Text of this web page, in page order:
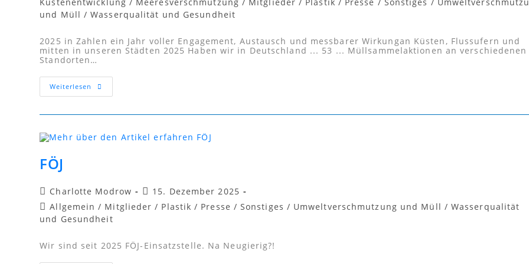
und Müll / Wasserqualität und Gesundheit
2025 in Zahlen ein Jahr voller Engagement, Austausch und messbarer Wirkungan Küsten, Flussufern und
mitten in unseren Städten 2025 Haben wir in Deutschland ... 53 ... Müllsammelaktionen an verschiedenen
Standorten…
Weiterlesen
FÖJ
Charlotte Modrow
15. Dezember 2025
Allgemein / Mitglieder / Plastik / Presse / Sonstiges / Umweltverschmutzung und Müll / Wasserqualität
und Gesundheit
Wir sind seit 2025 FÖJ-Einsatzstelle. Na Neugierig?!